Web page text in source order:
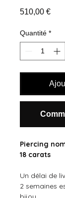
510,00 €Prix
Quantité *
Piercing
18 carats
Un délai de
2 semaines